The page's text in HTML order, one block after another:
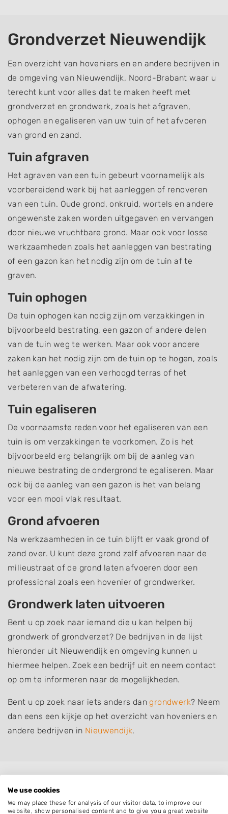
Grondverzet Nieuwendijk
Een overzicht van hoveniers en en andere bedrijven in
de omgeving van Nieuwendijk, Noord-Brabant waar u
terecht kunt voor alles dat te maken heeft met
grondverzet en grondwerk, zoals het afgraven,
ophogen en egaliseren van uw tuin of het afvoeren
van grond en zand.
Tuin afgraven
Het agraven van een tuin gebeurt voornamelijk als
voorbereidend werk bij het aanleggen of renoveren
van een tuin. Oude grond, onkruid, wortels en andere
ongewenste zaken worden uitgegaven en vervangen
door nieuwe vruchtbare grond. Maar ook voor losse
werkzaamheden zoals het aanleggen van bestrating
of een gazon kan het nodig zijn om de tuin af te
graven.
Tuin ophogen
De tuin ophogen kan nodig zijn om verzakkingen in
bijvoorbeeld bestrating, een gazon of andere delen
van de tuin weg te werken. Maar ook voor andere
zaken kan het nodig zijn om de tuin op te hogen, zoals
het aanleggen van een verhoogd terras of het
verbeteren van de afwatering.
Tuin egaliseren
De voornaamste reden voor het egaliseren van een
tuin is om verzakkingen te voorkomen. Zo is het
bijvoorbeeld erg belangrijk om bij de aanleg van
nieuwe bestrating de ondergrond te egaliseren. Maar
ook bij de aanleg van een gazon is het van belang
voor een mooi vlak resultaat.
Grond afvoeren
Na werkzaamheden in de tuin blijft er vaak grond of
zand over. U kunt deze grond zelf afvoeren naar de
milieustraat of de grond laten afvoeren door een
professional zoals een hovenier of grondwerker.
Grondwerk laten uitvoeren
Bent u op zoek naar iemand die u kan helpen bij
grondwerk of grondverzet? De bedrijven in de lijst
hieronder uit Nieuwendijk en omgeving kunnen u
hiermee helpen. Zoek een bedrijf uit en neem contact
op om te informeren naar de mogelijkheden.
Bent u op zoek naar iets anders dangrondwerk? Neem
dan eens een kijkje op het overzicht van hoveniers en
andere bedrijven in Nieuwendijk.
Plaatsen in de buurt
Almkerk
We use cookies
We may place these for analysis of our visitor data, to improve our
website, show personalised content and to give you a great website